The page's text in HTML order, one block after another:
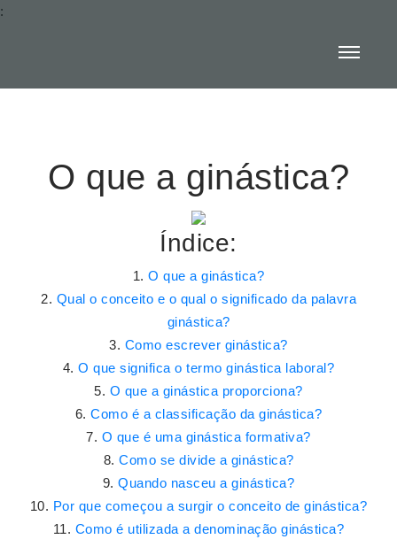
:
O que a ginástica?
Índice:
O que a ginástica?
Qual o conceito e o qual o significado da palavra
ginástica?
Como escrever ginástica?
O que significa o termo ginástica laboral?
O que a ginástica proporciona?
Como é a classificação da ginástica?
O que é uma ginástica formativa?
Como se divide a ginástica?
Quando nasceu a ginástica?
Por que começou a surgir o conceito de ginástica?
Como é utilizada a denominação ginástica?